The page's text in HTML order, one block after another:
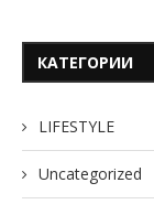
КАТЕГОРИИ
LIFESTYLE
Uncategorized